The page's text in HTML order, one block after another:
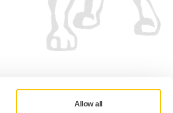
Allow all